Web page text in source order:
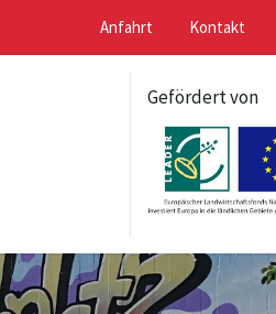
Anfahrt Kontakt
Gefördert von